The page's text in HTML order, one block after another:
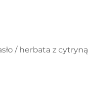
/ herbata z cytryną